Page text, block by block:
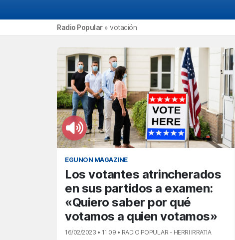
Radio Popular» votación
EGUNON MAGAZINE
Los votantes atrincherados
en sus partidos a examen:
«Quiero saber por qué
votamos a quien votamos»
16/02/2023 • 11:09 • RADIO POPULAR - HERRI IRRATIA